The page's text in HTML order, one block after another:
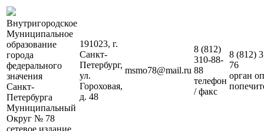
Внутригородское
Муниципальное
образование
города
федерального
значения
Санкт-
Петербурга
Муниципальный
Округ № 78
сетевое издание
191023, г.
Санкт-
Петербург,
ул.
Гороховая,
д. 48
msmo78@mail.ru
8 (812)
310-88-
88
телефон
/ факс
8 (812)
76
орган